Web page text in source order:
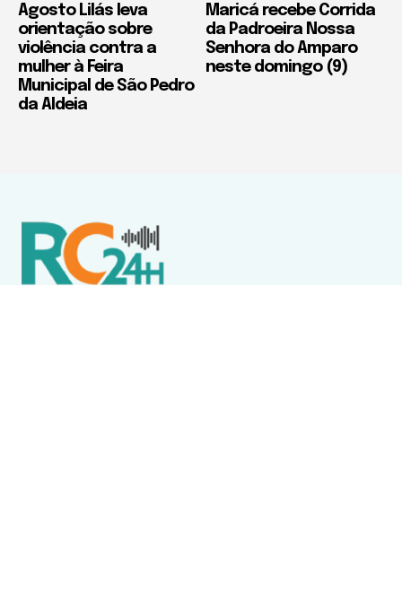
Agosto Lilás leva
orientação sobre
violência contra a
mulher à Feira
Municipal de São Pedro
da Aldeia
Maricá recebe Corrida
da Padroeira Nossa
Senhora do Amparo
neste domingo (9)